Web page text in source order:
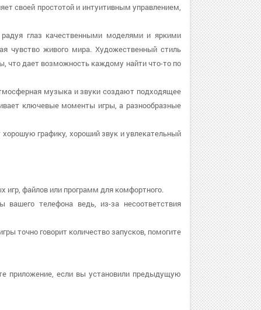
своей простотой и интуитивным управлением,
глаз качественными моделями и яркими
чувство живого мира. Художественный стиль
что дает возможность каждому найти что-то по
музыка и звуки создают подходящее
ключевые моменты игры, а разнообразные
графику, хороший звук и увлекательный
игр, файлов или программ для комфортного.
телефона ведь, из-за несоответствия
точно говорит количество запусков, помогите
приложение, если вы установили предыдущую